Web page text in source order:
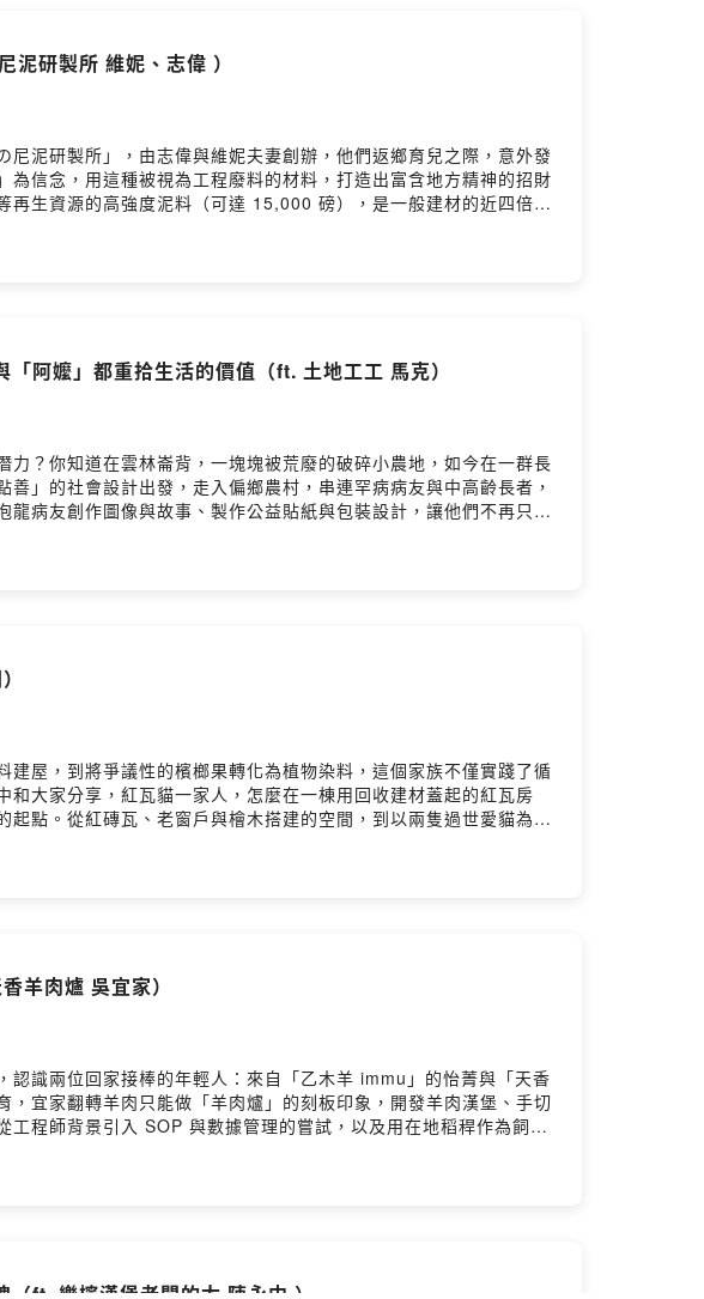
術轉身到生活選擇，工程師如何重新設計人生？- 地方創生不是口
方創生基金會 董事長）特別來賓｜育寧（旭時報 創辦人）官網 ▶️
台灣地方創生基金會官網 ▶️
的想法：
研製所 維妮、志偉 ）
泥研製所」，由志偉與維妮夫妻創辦，他們返鄉育兒之際，意外發
信念，用這種被視為工程廢料的材料，打造出富含地方精神的招財
生資源的高強度泥料（可達 15,000 磅），是一般建材的近四倍。
克服了材料、技術、市場與家庭協作等層層挑戰，也串起了泥料研
100063801403390/?
twrrf留言告訴我你對這一集的想法：
Hosting
阿嬤」都重拾生活的價值（ft. 土地工工 馬克）
？你知道在雲林崙背，一塊塊被荒廢的破碎小農地，如今在一群長
」的社會設計出發，走入偏鄉農村，串連罕病病友與中高齡長者，
病友創作圖像與故事、製作公益貼紙與包裝設計，讓他們不再只是
以病友需求為出發點、又融合在地智慧的「茶樹純露」與手工調配
會創新行動，如何在雲林落地實踐？一坪土地、三棵茶樹，從罕病
Facebook ▶️ https://www.facebook.com/tudigogo/🔹
留言告訴我你對這一集的想法：
Hosting
屋，到將爭議性的檳榔果轉化為植物染料，這個家族不僅實踐了循
大家分享，紅瓦貓一家人，怎麼在一棟用回收建材蓋起的紅瓦房
點。從紅磚瓦、老窗戶與檜木搭建的空間，到以兩隻過世愛貓為
等，讓來訪的朋友在過程中認識在地植物、理解循環經濟的價值。
▶️ https://www.facebook.com/twrrf留言告訴我
by Firstory Hosting
羊肉爐 吳宜家）
識兩位回家接棒的年輕人：來自「乙木羊 immu」的怡菁與「天香
宜家翻轉羊肉只能做「羊肉爐」的刻板印象，開發羊肉漢堡、手切
程師背景引入 SOP 與數據管理的嘗試，以及用在地稻稈作為飼料
在地農業共生，轉化為低碳且有感的永續模式；• 如何在農村找到
天香羊肉爐FB ▶️
基金會官網 ▶️ https://twrr.org.tw/zh-TWFacebook ▶️